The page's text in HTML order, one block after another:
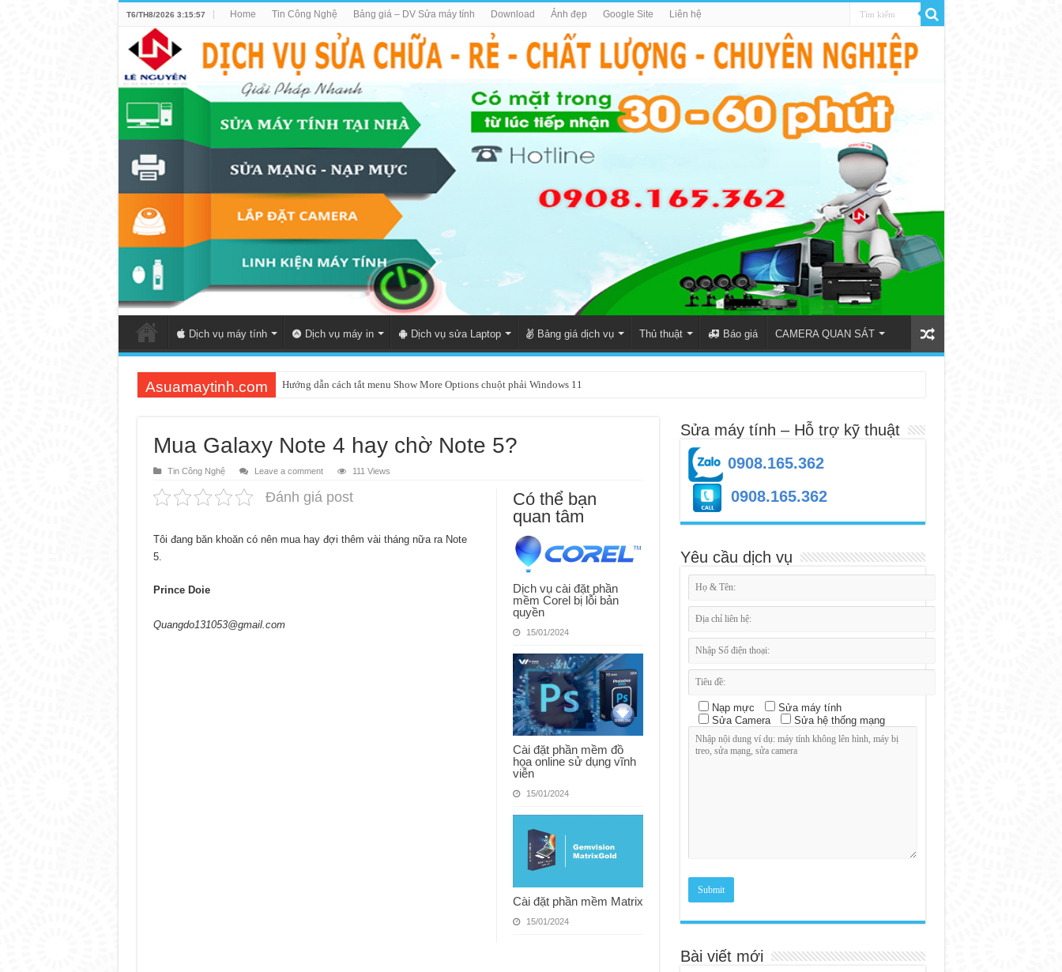
T6/TH8/2026 3:15:57 Home Tin Công Nghệ Bảng giá – DV Sửa máy tính Download Ảnh đẹp Google Site Liên hệ
Dịch vụ máy tính Dịch vụ máy in Dịch vụ sửa Laptop Bảng giá dịch vụ Thủ thuật Báo giá CAMERA QUAN SÁT
Asuamaytinh.com Hướng dẫn cách tắt menu Show More Options chuột phải Windows 11
Mua Galaxy Note 4 hay chờ Note 5?
Tin Công Nghệ Leave a comment 111 Views
Có thể bạn
quan tâm
Dịch vụ cài đặt phần
mềm Corel bị lỗi bản
quyền
15/01/2024
Cài đặt phần mềm đồ
họa online sử dụng vĩnh
viễn
15/01/2024
Cài đặt phần mềm Matrix
15/01/2024
Đánh giá post
Tôi đang băn khoăn có nên mua hay đợi thêm vài tháng nữa ra Note
5.
Prince Doie
Quangdo131053@gmail.com
Sửa máy tính – Hỗ trợ kỹ thuật
0908.165.362
0908.165.362
Yêu cầu dịch vụ
Nạp mực
Sửa máy tính
Sửa Camera
Sửa hệ thống mạng
Bài viết mới